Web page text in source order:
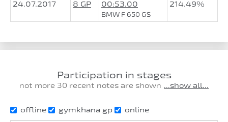
24.07.2017 8 GP 00:53.00
BMW F 650 GS
214.49%
Participation in stages
not more 30 recent notes are shown ...show all...
offline gymkhana gp online